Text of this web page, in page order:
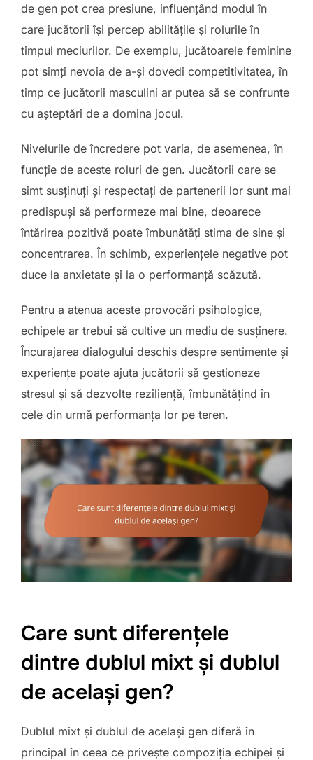
de gen pot crea presiune, influențând modul în
care jucătorii își percep abilitățile și rolurile în
timpul meciurilor. De exemplu, jucătoarele feminine
pot simți nevoia de a-și dovedi competitivitatea, în
timp ce jucătorii masculini ar putea să se confrunte
cu așteptări de a domina jocul.
Nivelurile de încredere pot varia, de asemenea, în
funcție de aceste roluri de gen. Jucătorii care se
simt susținuți și respectați de partenerii lor sunt mai
predispuși să performeze mai bine, deoarece
întărirea pozitivă poate îmbunătăți stima de sine și
concentrarea. În schimb, experiențele negative pot
duce la anxietate și la o performanță scăzută.
Pentru a atenua aceste provocări psihologice,
echipele ar trebui să cultive un mediu de susținere.
Încurajarea dialogului deschis despre sentimente și
experiențe poate ajuta jucătorii să gestioneze
stresul și să dezvolte reziliență, îmbunătățind în
cele din urmă performanța lor pe teren.
Care sunt diferențele
dintre dublul mixt și dublul
de același gen?
Dublul mixt și dublul de același gen diferă în
principal în ceea ce privește compoziția echipei și